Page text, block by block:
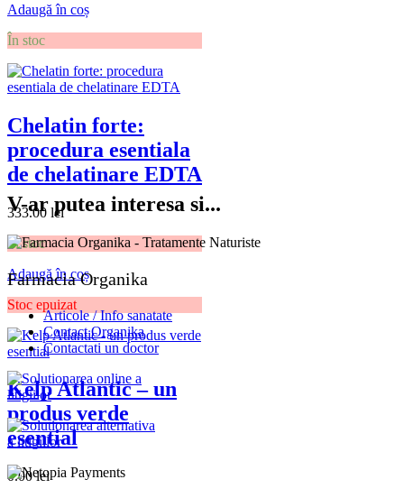
Adaugă în coș
În stoc
Chelatin forte:
procedura esentiala
de chelatinare EDTA
333.00 lei
În stoc
Adaugă în coș
Stoc epuizat
Kelp Atlantic – un
produs verde
esential
0.00lei
V-ar putea interesa si...
Farmacia Organika
Articole / Info sanatate
Contact Organika
Contactati un doctor